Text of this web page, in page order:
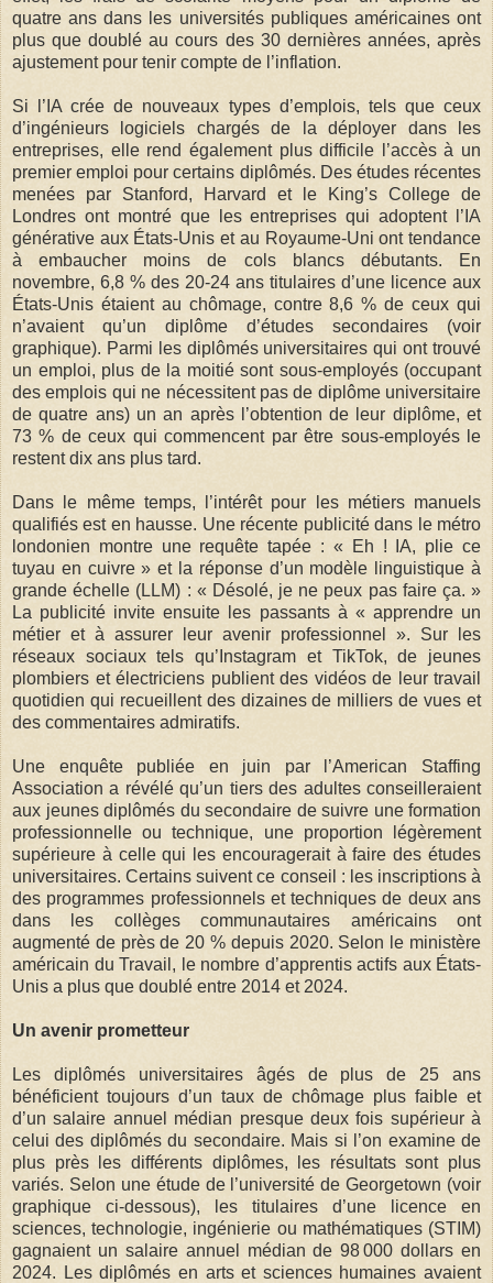
quatre ans dans les universités publiques américaines ont
plus que doublé au cours des 30 dernières années, après
ajustement pour tenir compte de l’inflation.
Si l’IA crée de nouveaux types d’emplois, tels que ceux
d’ingénieurs logiciels chargés de la déployer dans les
entreprises, elle rend également plus difficile l’accès à un
premier emploi pour certains diplômés. Des études récentes
menées par Stanford, Harvard et le King’s College de
Londres ont montré que les entreprises qui adoptent l’IA
générative aux États-Unis et au Royaume-Uni ont tendance
à embaucher moins de cols blancs débutants. En
novembre, 6,8 % des 20-24 ans titulaires d’une licence aux
États-Unis étaient au chômage, contre 8,6 % de ceux qui
n’avaient qu’un diplôme d’études secondaires (voir
graphique). Parmi les diplômés universitaires qui ont trouvé
un emploi, plus de la moitié sont sous-employés (occupant
des emplois qui ne nécessitent pas de diplôme universitaire
de quatre ans) un an après l’obtention de leur diplôme, et
73 % de ceux qui commencent par être sous-employés le
restent dix ans plus tard.
Dans le même temps, l’intérêt pour les métiers manuels
qualifiés est en hausse. Une récente publicité dans le métro
londonien montre une requête tapée : « Eh ! IA, plie ce
tuyau en cuivre » et la réponse d’un modèle linguistique à
grande échelle (LLM) : « Désolé, je ne peux pas faire ça. »
La publicité invite ensuite les passants à « apprendre un
métier et à assurer leur avenir professionnel ». Sur les
réseaux sociaux tels qu’Instagram et TikTok, de jeunes
plombiers et électriciens publient des vidéos de leur travail
quotidien qui recueillent des dizaines de milliers de vues et
des commentaires admiratifs.
Une enquête publiée en juin par l’American Staffing
Association a révélé qu’un tiers des adultes conseilleraient
aux jeunes diplômés du secondaire de suivre une formation
professionnelle ou technique, une proportion légèrement
supérieure à celle qui les encouragerait à faire des études
universitaires. Certains suivent ce conseil : les inscriptions à
des programmes professionnels et techniques de deux ans
dans les collèges communautaires américains ont
augmenté de près de 20 % depuis 2020. Selon le ministère
américain du Travail, le nombre d’apprentis actifs aux États-
Unis a plus que doublé entre 2014 et 2024.
Un avenir prometteur
Les diplômés universitaires âgés de plus de 25 ans
bénéficient toujours d’un taux de chômage plus faible et
d’un salaire annuel médian presque deux fois supérieur à
celui des diplômés du secondaire. Mais si l’on examine de
plus près les différents diplômes, les résultats sont plus
variés. Selon une étude de l’université de Georgetown (voir
graphique ci-dessous), les titulaires d’une licence en
sciences, technologie, ingénierie ou mathématiques (STIM)
gagnaient un salaire annuel médian de 98 000 dollars en
2024. Les diplômés en arts et sciences humaines avaient